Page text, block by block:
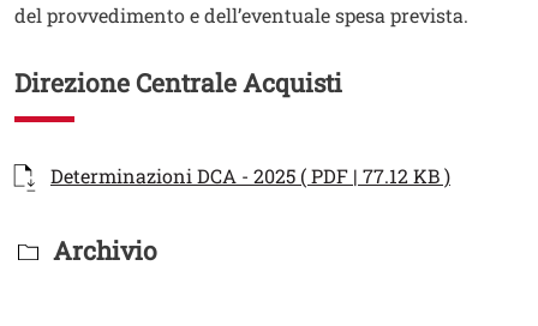
del provvedimento e dell’eventuale spesa prevista.
Direzione Centrale Acquisti
Documenti
Documento
Determinazioni DCA - 2025 ( PDF | 77.12 KB )Apri il
Titolo Documenti in cartella
Archivio